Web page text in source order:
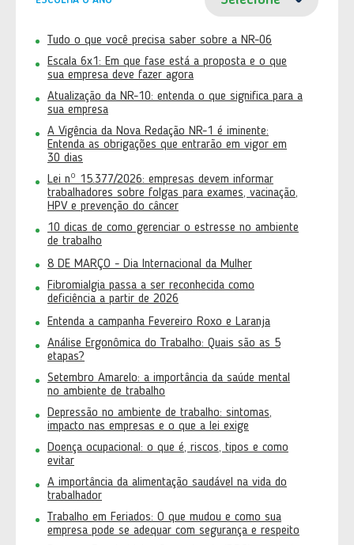
Tudo o que você precisa saber sobre a NR-06
Escala 6x1: Em que fase está a proposta e o que
sua empresa deve fazer agora
Atualização da NR-10: entenda o que significa para a
sua empresa
A Vigência da Nova Redação NR-1 é iminente:
Entenda as obrigações que entrarão em vigor em
30 dias
Lei nº 15.377/2026: empresas devem informar
trabalhadores sobre folgas para exames, vacinação,
HPV e prevenção do câncer
10 dicas de como gerenciar o estresse no ambiente
de trabalho
8 DE MARÇO - Dia Internacional da Mulher
Fibromialgia passa a ser reconhecida como
deficiência a partir de 2026
Entenda a campanha Fevereiro Roxo e Laranja
Análise Ergonômica do Trabalho: Quais são as 5
etapas?
Setembro Amarelo: a importância da saúde mental
no ambiente de trabalho
Depressão no ambiente de trabalho: sintomas,
impacto nas empresas e o que a lei exige
Doença ocupacional: o que é, riscos, tipos e como
evitar
A importância da alimentação saudável na vida do
trabalhador
Trabalho em Feriados: O que mudou e como sua
empresa pode se adequar com segurança e respeito